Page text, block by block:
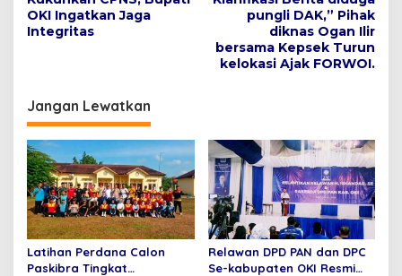
a
v
a
s
i
p
o
s
OKI Ingatkan Jaga
Integritas
pungli DAK,” Pihak
diknas Ogan Ilir
bersama Kepsek Turun
kelokasi Ajak FORWOI.
Jangan Lewatkan
Latihan Perdana Calon
Paskibra Tingkat
Relawan DPD PAN dan DPC
Se-kabupaten OKI Resmi